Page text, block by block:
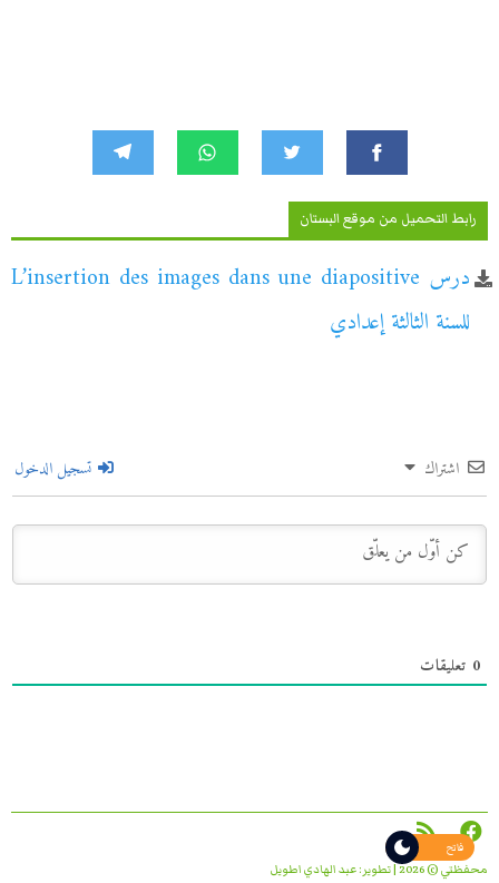
رابط التحميل من موقع البستان
درس L’insertion des images dans une diapositive
للسنة الثالثة إعدادي
اشتراك تسجيل الدخول
0 تعليقات
محفظتي © 2026 | تطوير: عبد الهادي اطويل
فاتح